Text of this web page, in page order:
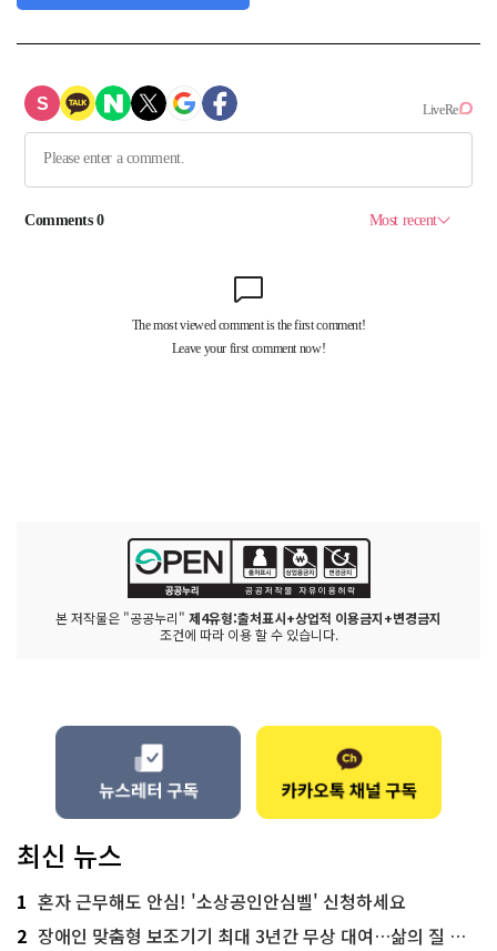
본 저작물은 "공공누리" 제4유형:출처표시+상업적 이용금지+변경금지
조건에 따라 이용 할 수 있습니다.
최신 뉴스
1 혼자 근무해도 안심! '소상공인안심벨' 신청하세요
2 장애인 맞춤형 보조기기 최대 3년간 무상 대여…삶의 질 높인다